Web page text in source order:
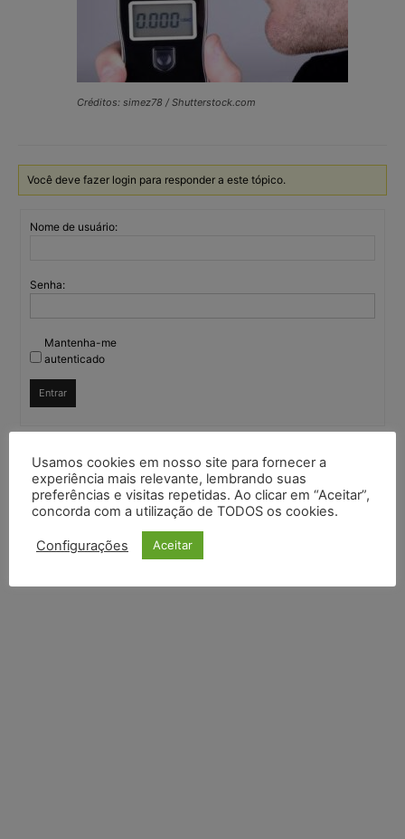
Créditos: simez78 / Shutterstock.com
Você deve fazer login para responder a este tópico.
Nome de usuário:
Senha:
Mantenha-me
autenticado
Entrar
Continuar comGoogle
Continuar comX
Usamos cookies em nosso site para fornecer a
experiência mais relevante, lembrando suas
preferências e visitas repetidas. Ao clicar em “Aceitar”,
concorda com a utilização de TODOS os cookies.
Configurações Aceitar